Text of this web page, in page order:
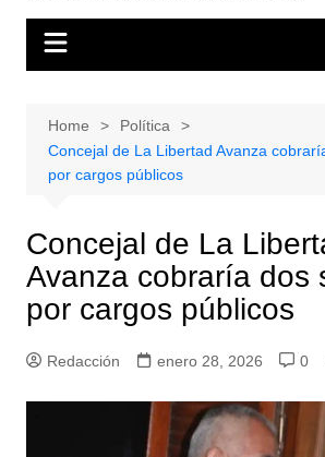
Home
Política
Concejal de La Libertad Avanza
por cargos públicos
Concejal de La
Avanza cobraría dos
por cargos públicos
Redacción enero 28, 2026 0